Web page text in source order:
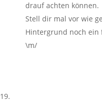
drauf achten können.
Stell dir mal vor wie
Hintergrund noch ein
\m/